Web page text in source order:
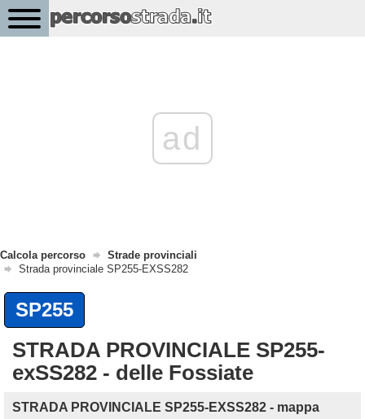
ad
Calcola percorso
Strade provinciali
Strada provinciale SP255-EXSS282
SP255
STRADA PROVINCIALE SP255-
exSS282 - delle Fossiate
STRADA PROVINCIALE SP255-EXSS282 - mappa